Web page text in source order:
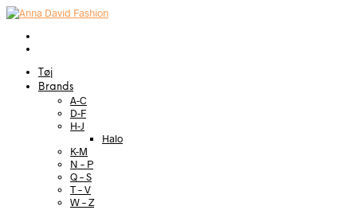
Tøj
Brands
A-C
D-F
H-J
Halo
K-M
N – P
Q – S
T – V
W – Z